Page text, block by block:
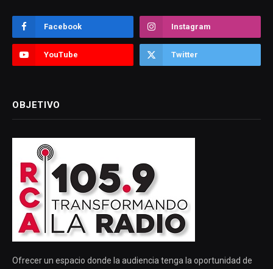
Facebook Instagram
YouTube Twitter
OBJETIVO
Ofrecer un espacio donde la audiencia tenga la oportunidad de